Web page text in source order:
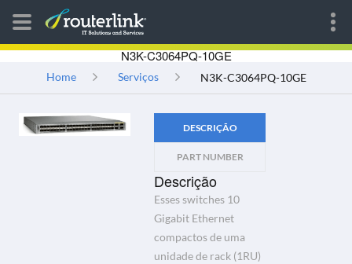
N3K-C3064PQ-10GE
Home Serviços N3K-C3064PQ-10GE
DESCRIÇÃO
PART NUMBER
Descrição
Esses switches 10
Gigabit Ethernet
compactos de uma
unidade de rack (1RU)